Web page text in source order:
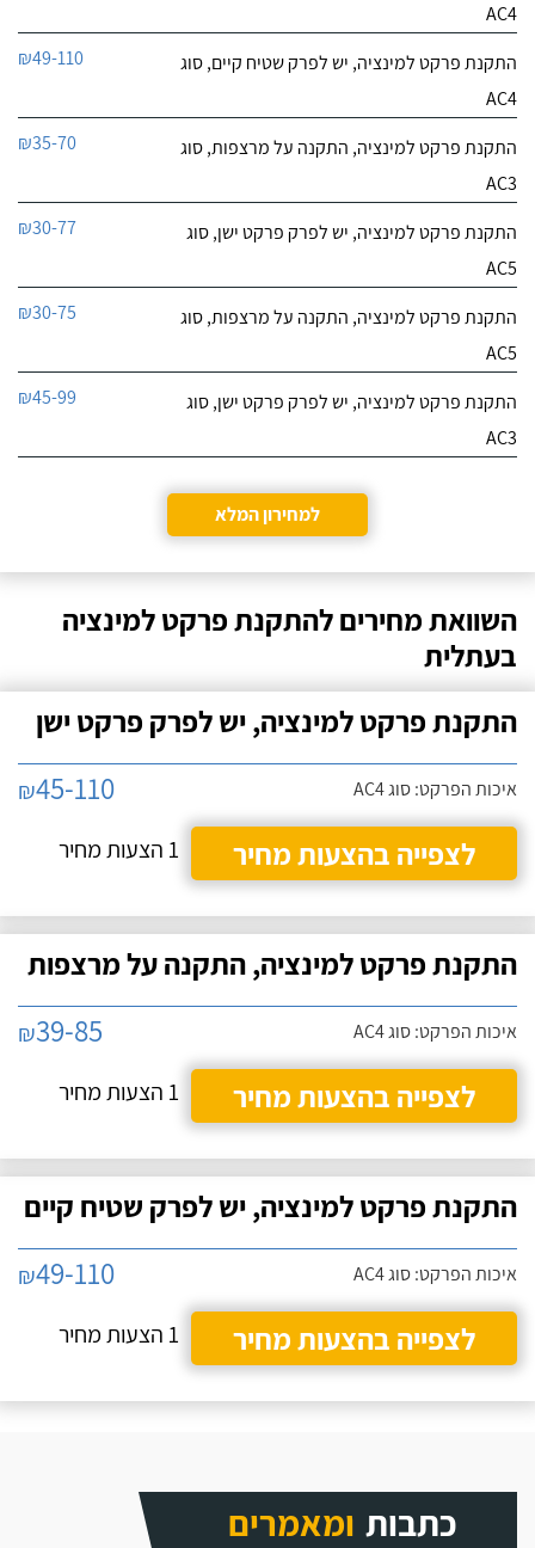
AC4
התקנת פרקט למינציה, יש לפרק שטיח קיים, סוג
AC4
₪49-110
התקנת פרקט למינציה, התקנה על מרצפות, סוג
AC3
₪35-70
התקנת פרקט למינציה, יש לפרק פרקט ישן, סוג
AC5
₪30-77
התקנת פרקט למינציה, התקנה על מרצפות, סוג
AC5
₪30-75
התקנת פרקט למינציה, יש לפרק פרקט ישן, סוג
AC3
₪45-99
למחירון המלא
השוואת מחירים להתקנת פרקט למינציה
בעתלית
התקנת פרקט למינציה, יש לפרק פרקט ישן
איכות הפרקט: סוג AC4 ₪45-110
לצפייה בהצעות מחיר
1 הצעות מחיר
התקנת פרקט למינציה, התקנה על מרצפות
איכות הפרקט: סוג AC4 ₪39-85
לצפייה בהצעות מחיר
1 הצעות מחיר
התקנת פרקט למינציה, יש לפרק שטיח קיים
איכות הפרקט: סוג AC4 ₪49-110
לצפייה בהצעות מחיר
1 הצעות מחיר
כתבות ומאמרים